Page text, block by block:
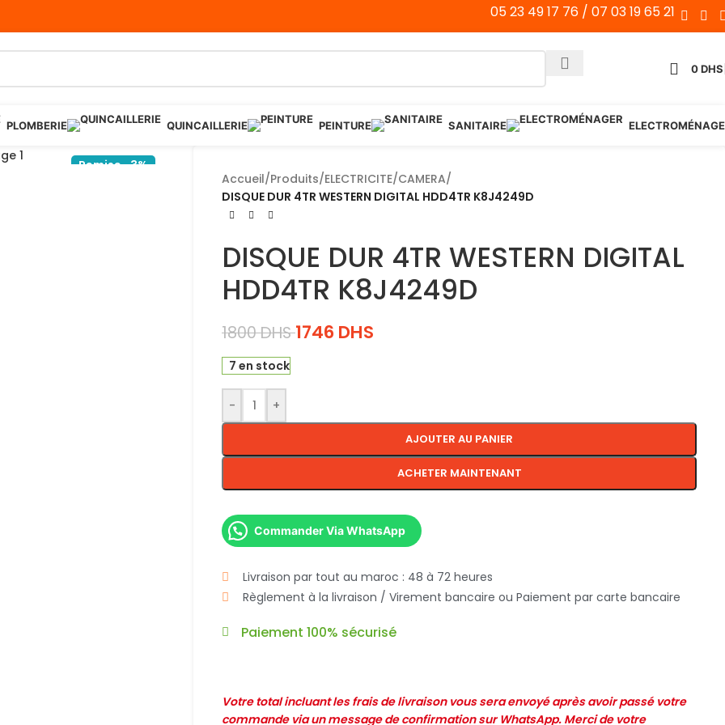
05 23 49 17 76 / 07 03 19 65 21
0DHS
PLOMBERIE QUINCAILLERIE PEINTURE SANITAIRE
Remise -3%
Accueil/Produits/ELECTRICITE/CAMERA/
DISQUE DUR 4TR WESTERN DIGITAL HDD4TR K8J4249D
DISQUE DUR 4TR WESTERN DIGITAL
HDD4TR K8J4249D
1800DHS 1746 DHS
7 en stock
- +
AJOUTER AU PANIER
ACHETER MAINTENANT
Commander Via WhatsApp
Livraison par tout au maroc : 48 à 72 heures
Règlement à la livraison / Virement bancaire ou Paiement par carte bancaire
Paiement 100% sécurisé
Votre total incluant les frais de livraison vous sera envoyé après avoir passé votre
commande via un message de confirmation sur WhatsApp. Merci de votre